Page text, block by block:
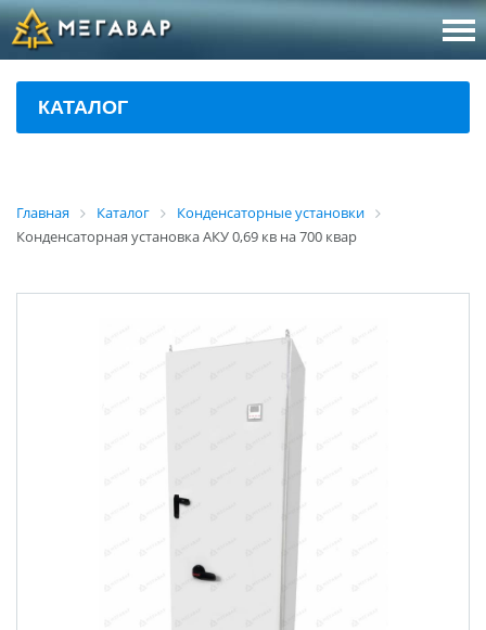
8
КАТАЛОГ
Главная Каталог
Конденсаторные установки
Конденсаторная установка АКУ 0,69 кв на 700 квар